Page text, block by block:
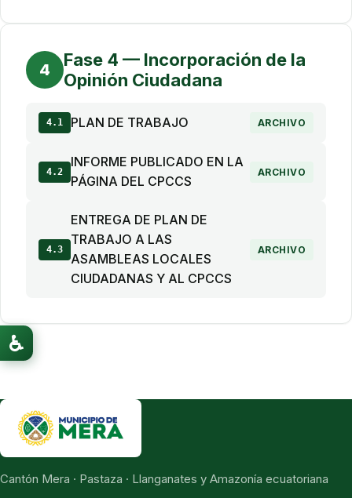
4
Fase 4 — Incorporación de la
Opinión Ciudadana
4.1 PLAN DE TRABAJO ARCHIVO
4.2
INFORME PUBLICADO EN LA
PÁGINA DEL CPCCS
ARCHIVO
4.3
ENTREGA DE PLAN DE
TRABAJO A LAS
ASAMBLEAS LOCALES
CIUDADANAS Y AL CPCCS
ARCHIVO
Cantón Mera · Pastaza · Llanganates y Amazonía ecuatoriana
♿